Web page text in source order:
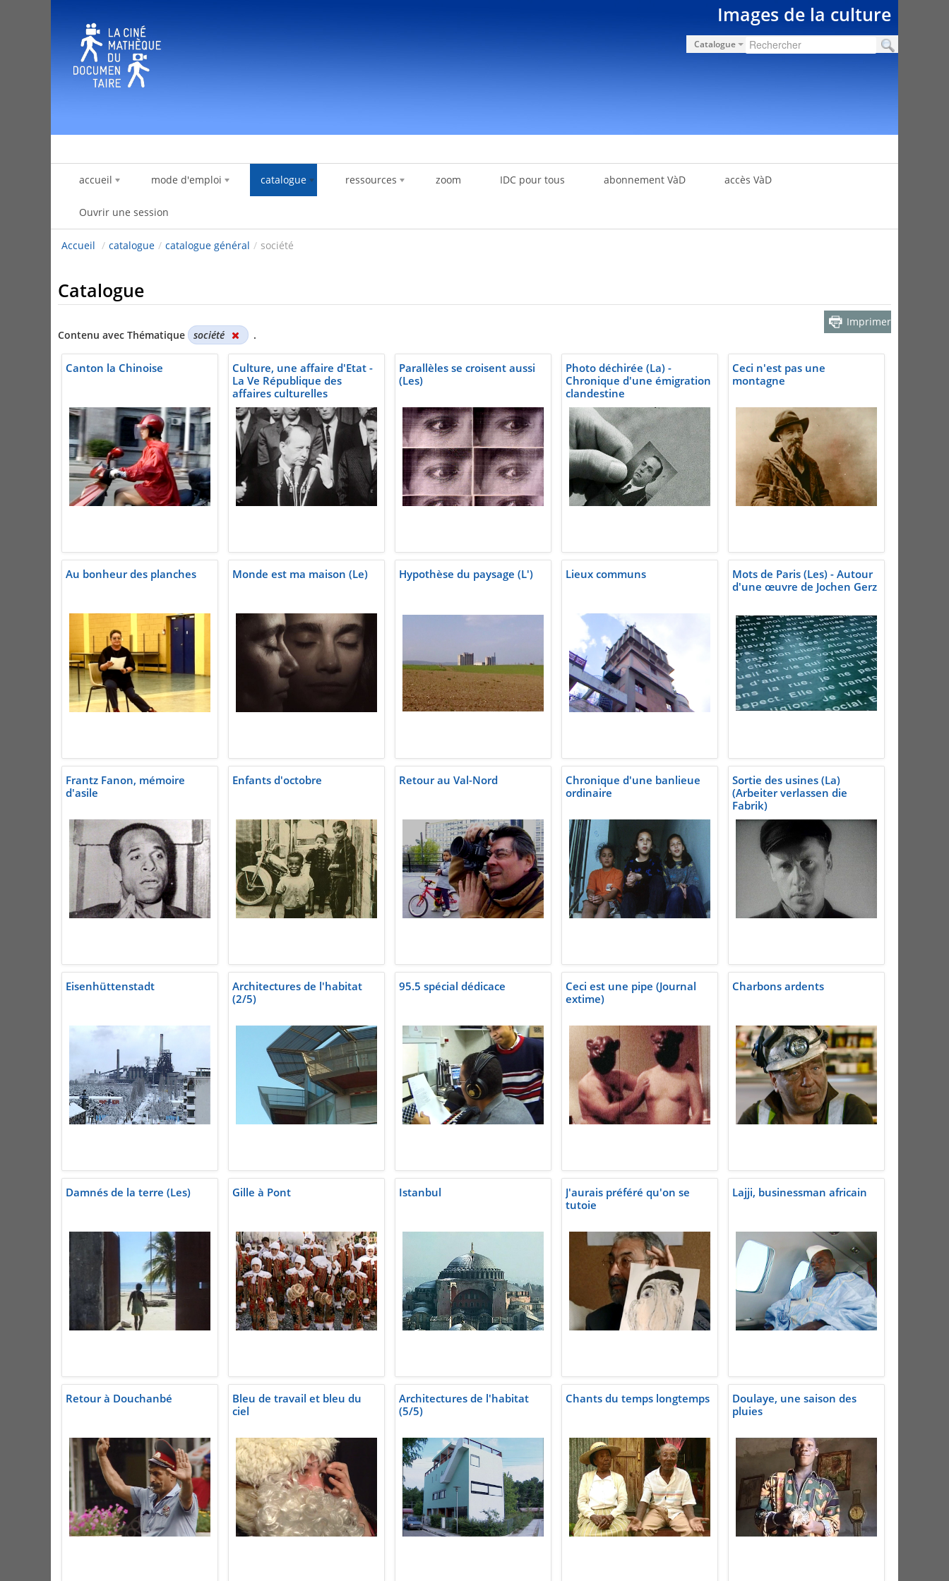
Images de la culture
Catalogue
accueil mode d'emploi catalogue ressources zoom IDC pour tous abonnement VàD accès VàD
Ouvrir une session
Accueil / catalogue / catalogue général / société
Catalogue
Contenu avec Thématique société .
Imprimer
Canton la Chinoise
Culture, une affaire d'Etat -
La Ve République des
affaires culturelles
Parallèles se croisent aussi
(Les)
Photo déchirée (La) -
Chronique d'une émigration
clandestine
Ceci n'est pas une
montagne
Au bonheur des planches Monde est ma maison (Le) Hypothèse du paysage (L') Lieux communs
Mots de Paris (Les) - Autour
d'une œuvre de Jochen Gerz
Frantz Fanon, mémoire
d'asile
Enfants d'octobre Retour au Val-Nord
Chronique d'une banlieue
ordinaire
Sortie des usines (La)
(Arbeiter verlassen die
Fabrik)
Eisenhüttenstadt
Architectures de l'habitat
(2/5)
95.5 spécial dédicace
Ceci est une pipe (Journal
extime)
Charbons ardents
Damnés de la terre (Les) Gille à Pont Istanbul
J'aurais préféré qu'on se
tutoie
Lajji, businessman africain
Retour à Douchanbé
Bleu de travail et bleu du
ciel
Architectures de l'habitat
(5/5)
Chants du temps longtemps
Doulaye, une saison des
pluies